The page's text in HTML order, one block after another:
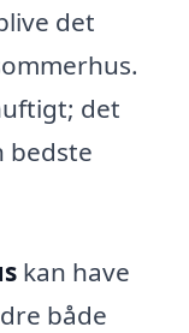
det
det
bedste
kan have
både